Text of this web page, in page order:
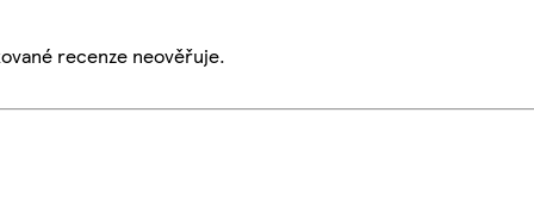
recenze neověřuje.